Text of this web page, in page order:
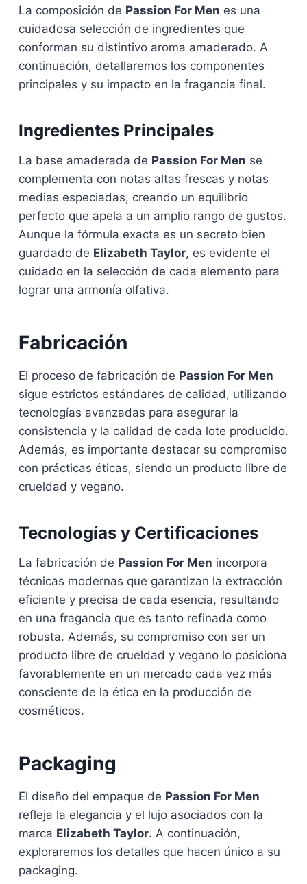
La composición de Passion For Men es una
cuidadosa selección de ingredientes que
conforman su distintivo aroma amaderado. A
continuación, detallaremos los componentes
principales y su impacto en la fragancia final.
Ingredientes Principales
La base amaderada de Passion For Men se
complementa con notas altas frescas y notas
medias especiadas, creando un equilibrio
perfecto que apela a un amplio rango de gustos.
Aunque la fórmula exacta es un secreto bien
guardado de Elizabeth Taylor, es evidente el
cuidado en la selección de cada elemento para
lograr una armonía olfativa.
Fabricación
El proceso de fabricación de Passion For Men
sigue estrictos estándares de calidad, utilizando
tecnologías avanzadas para asegurar la
consistencia y la calidad de cada lote producido.
Además, es importante destacar su compromiso
con prácticas éticas, siendo un producto libre de
crueldad y vegano.
Tecnologías y Certificaciones
La fabricación de Passion For Men incorpora
técnicas modernas que garantizan la extracción
eficiente y precisa de cada esencia, resultando
en una fragancia que es tanto refinada como
robusta. Además, su compromiso con ser un
producto libre de crueldad y vegano lo posiciona
favorablemente en un mercado cada vez más
consciente de la ética en la producción de
cosméticos.
Packaging
El diseño del empaque de Passion For Men
refleja la elegancia y el lujo asociados con la
marca Elizabeth Taylor. A continuación,
exploraremos los detalles que hacen único a su
packaging.